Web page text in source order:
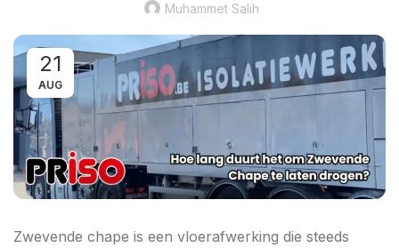
Muhammet Salih
21
AUG
Zwevende chape is een vloerafwerking die steeds